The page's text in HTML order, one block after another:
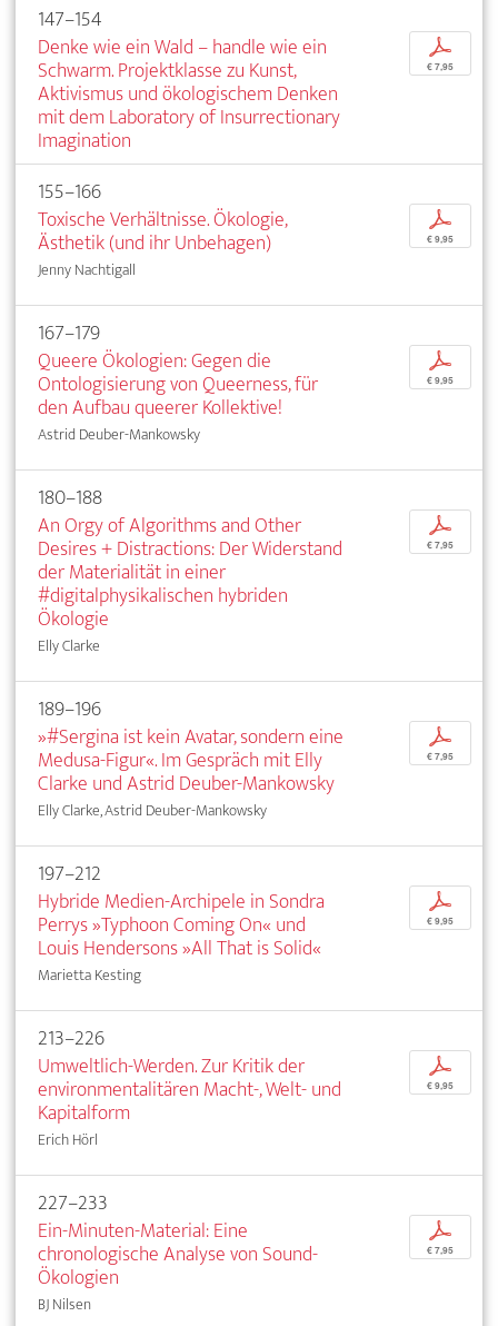
147–154
Denke wie ein Wald – handle wie ein
Schwarm. Projektklasse zu Kunst,
Aktivismus und ökologischem Denken
mit dem Laboratory of Insurrectionary
Imagination
p
€ 7,95
155–166
Toxische Verhältnisse. Ökologie,
Ästhetik (und ihr Unbehagen)
Jenny Nachtigall
p
€ 9,95
167–179
Queere Ökologien: Gegen die
Ontologisierung von Queerness, für
den Aufbau queerer Kollektive!
Astrid Deuber-Mankowsky
p
€ 9,95
180–188
An Orgy of Algorithms and Other
Desires + Distractions: Der Widerstand
der Materialität in einer
#digitalphysikalischen hybriden
Ökologie
Elly Clarke
p
€ 7,95
189–196
»#Sergina ist kein Avatar, sondern eine
Medusa-Figur«. Im Gespräch mit Elly
Clarke und Astrid Deuber-Mankowsky
Elly Clarke, Astrid Deuber-Mankowsky
p
€ 7,95
197–212
Hybride Medien-Archipele in Sondra
Perrys »Typhoon Coming On« und
Louis Hendersons »All That is Solid«
Marietta Kesting
p
€ 9,95
213–226
Umweltlich-Werden. Zur Kritik der
environmentalitären Macht-, Welt- und
Kapitalform
Erich Hörl
p
€ 9,95
227–233
Ein-Minuten-Material: Eine
chronologische Analyse von Sound-
Ökologien
BJ Nilsen
p
€ 7,95